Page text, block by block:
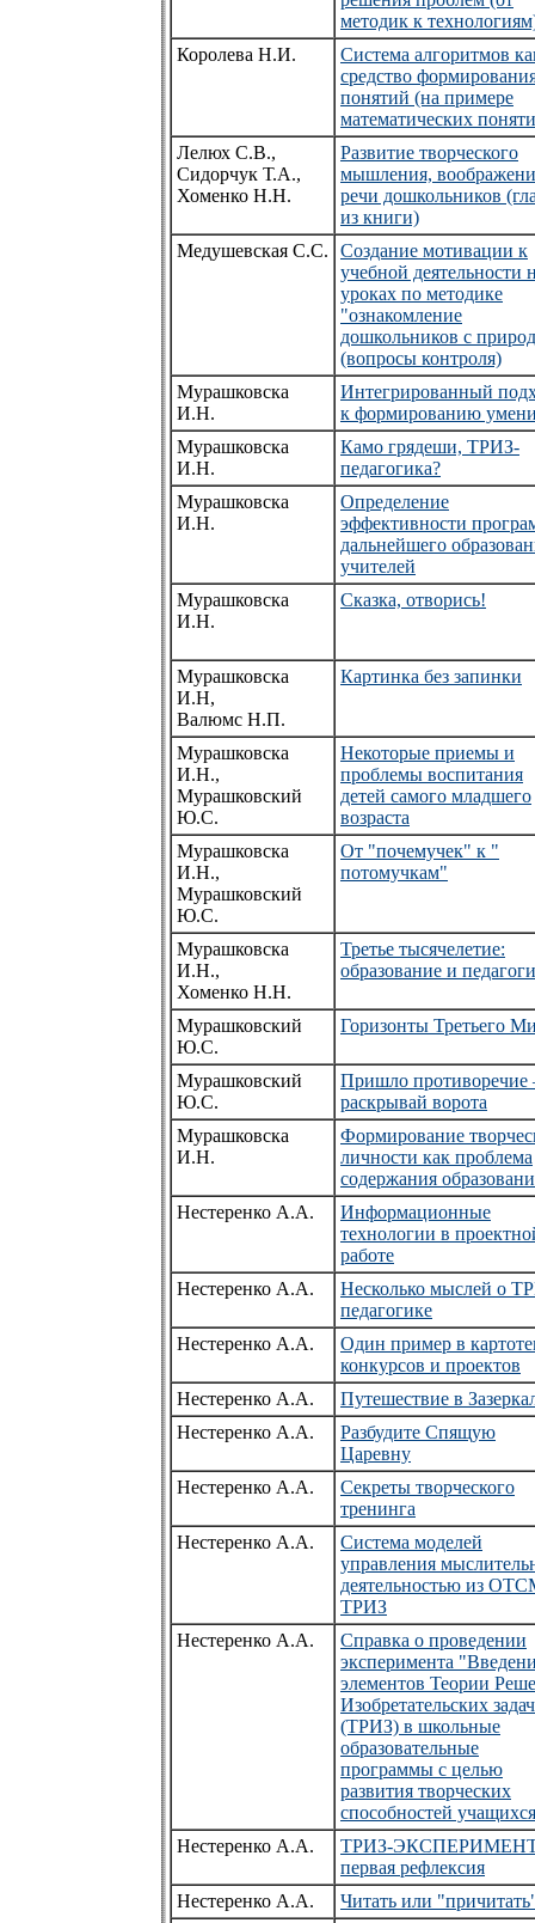
методик к
Королева Н.И.
Система алгоритмов
средство
понятий (на примере
математических
Лелюх С.В.,
Сидорчук Т.А.,
Хоменко Н.Н.
Развитие творческого
мышления,
речи дошкольников
из книги)
Медушевская С.С.
Создание мотивации к
учебной деятельности
уроках по методике
"ознакомление
дошкольников с
(вопросы контроля)
Мурашковска
И.Н.
Интегрированный
к формированию
Мурашковска
И.Н.
Камо грядеши, ТРИЗ-
педагогика?
Мурашковска
И.Н.
Определение
эффективности
дальнейшего
учителей
Мурашковска
И.Н.
Сказка, отворись!
Мурашковска
И.Н,
Валюмс Н.П.
Картинка без запинки
Мурашковска
И.Н.,
Мурашковский
Ю.С.
Некоторые приемы и
проблемы воспитания
детей самого младшего
возраста
Мурашковска
И.Н.,
Мурашковский
Ю.С.
От "почемучек" к "
потомучкам"
Мурашковска
И.Н.,
Хоменко Н.Н.
Третье тысячелетие:
образование и
Мурашковский
Ю.С.
Горизонты Третьего
Мурашковский
Ю.С.
Пришло
раскрывай ворота
Мурашковска
И.Н.
Формирование
личности как проблема
содержания
Нестеренко А.А.
Информационные
технологии в
работе
Нестеренко А.А.
Несколько мыслей о
педагогике
Нестеренко А.А.
Один пример в
конкурсов и проектов
Нестеренко А.А.
Путешествие в
Нестеренко А.А.
Разбудите Спящую
Царевну
Нестеренко А.А.
Секреты творческого
тренинга
Нестеренко А.А.
Система моделей
управления
деятельностью из
ТРИЗ
Нестеренко А.А.
Справка о проведении
эксперимента
элементов Теории
Изобретательских задач
(ТРИЗ) в школьные
образовательные
программы с целью
развития творческих
способностей
Нестеренко А.А.
ТРИЗ-
первая рефлексия
Нестеренко А.А.
Читать или